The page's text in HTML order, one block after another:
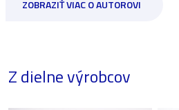
ZOBRAZIŤ VIAC O AUTOROVI
Z dielne výrobcov